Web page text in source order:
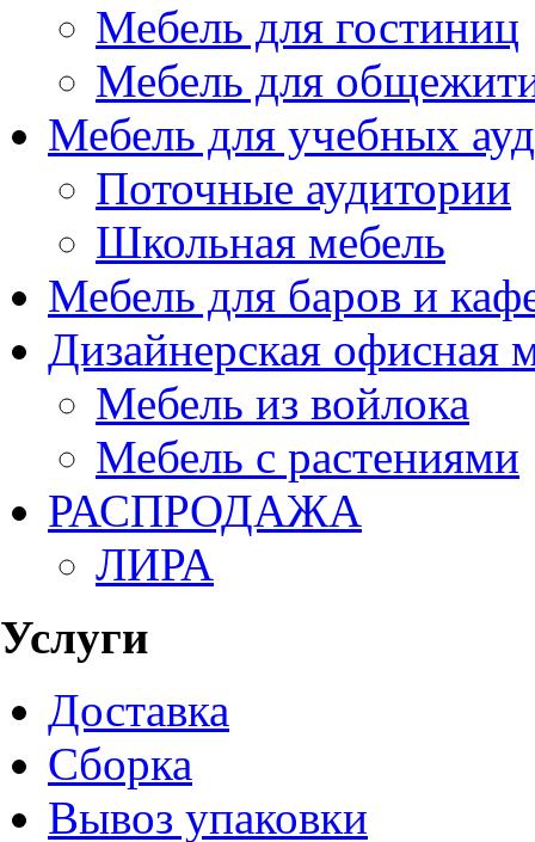
Мебель для гостиниц
Мебель для
Мебель для учебных
Поточные аудитории
Школьная мебель
Мебель для баров и
Дизайнерская офисная
Мебель из войлока
Мебель с растениями
РАСПРОДАЖА
ЛИРА
Услуги
Доставка
Сборка
Вывоз упаковки